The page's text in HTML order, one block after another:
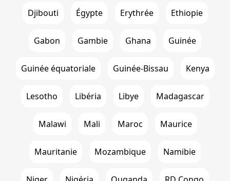
Djibouti Égypte Erythrée Ethiopie
Gabon Gambie Ghana Guinée
Guinée équatoriale Guinée-Bissau Kenya
Lesotho Libéria Libye Madagascar
Malawi Mali Maroc Maurice
Mauritanie Mozambique Namibie